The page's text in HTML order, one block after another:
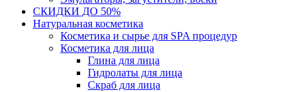
СКИДКИ ДО 50%
Натуральная косметика
Косметика и сырье для SPA процедур
Косметика для лица
Глина для лица
Гидролаты для лица
Скраб для лица